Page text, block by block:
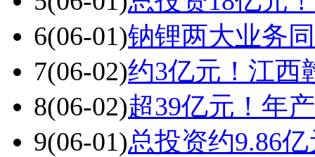
6(06-01)钠锂两大业务
7(06-02)约3亿元！江西
8(06-02)超39亿元！年
9(06-01)总投资约9.86